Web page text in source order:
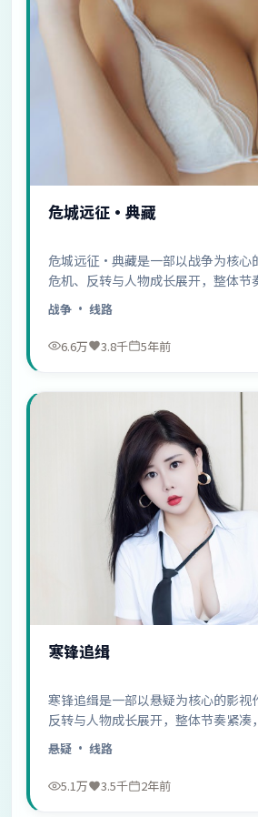
危城远征·典藏
危城远征·典藏是一部以战争为核心
危机、反转与人物成长展开，整体节
观看。
战争 · 线路
6.6万 3.8千 5年前
寒锋追缉
寒锋追缉是一部以悬疑为核心的影视
反转与人物成长展开，整体节奏紧凑
悬疑 · 线路
5.1万 3.5千 2年前